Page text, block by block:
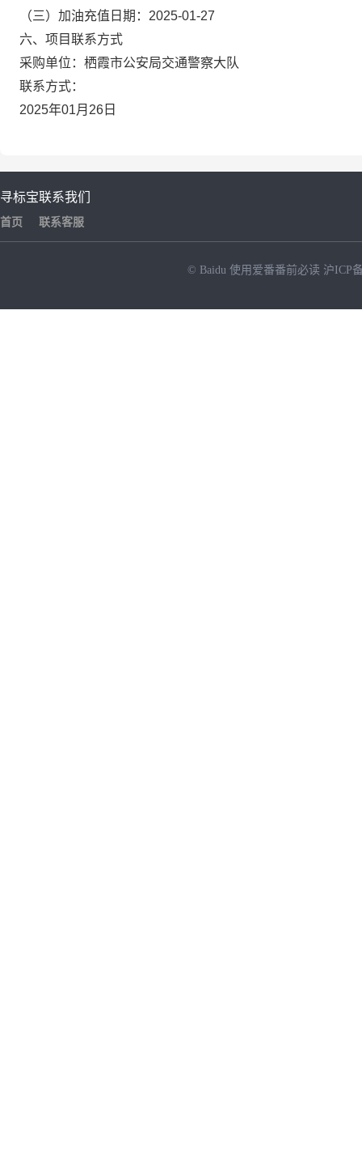
（三）加油充值日期：2025-01-27
六、项目联系方式
采购单位：栖霞市公安局交通警察大队
联系方式：
2025年01月26日
寻标宝
首页
联系我们
联系客服
© Baidu 使用爱番番前必读 沪ICP